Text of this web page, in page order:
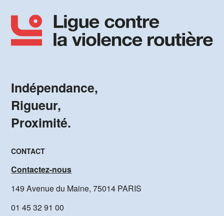
Indépendance,
Rigueur,
Proximité.
CONTACT
Contactez-nous
149 Avenue du Maine, 75014 PARIS
01 45 32 91 00